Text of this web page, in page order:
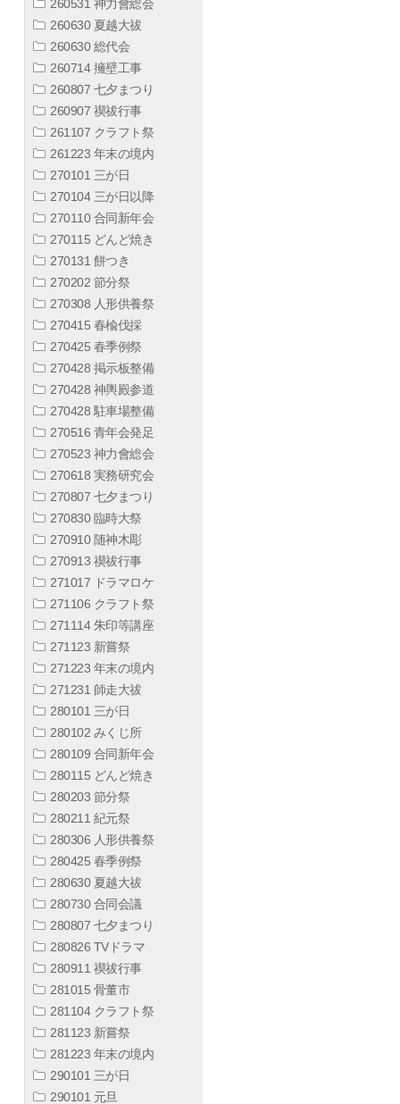
260531 神力會総会
260630 夏越大祓
260630 総代会
260714 擁壁工事
260807 七夕まつり
260907 禊祓行事
261107 クラフト祭
261223 年末の境内
270101 三が日
270104 三が日以降
270110 合同新年会
270115 どんど焼き
270131 餅つき
270202 節分祭
270308 人形供養祭
270415 春楡伐採
270425 春季例祭
270428 掲示板整備
270428 神輿殿参道
270428 駐車場整備
270516 青年会発足
270523 神力會総会
270618 実務研究会
270807 七夕まつり
270830 臨時大祭
270910 随神木彫
270913 禊祓行事
271017 ドラマロケ
271106 クラフト祭
271114 朱印等講座
271123 新嘗祭
271223 年末の境内
271231 師走大祓
280101 三が日
280102 みくじ所
280109 合同新年会
280115 どんど焼き
280203 節分祭
280211 紀元祭
280306 人形供養祭
280425 春季例祭
280630 夏越大祓
280730 合同会議
280807 七夕まつり
280826 TVドラマ
280911 禊祓行事
281015 骨董市
281104 クラフト祭
281123 新嘗祭
281223 年末の境内
290101 三が日
290101 元旦